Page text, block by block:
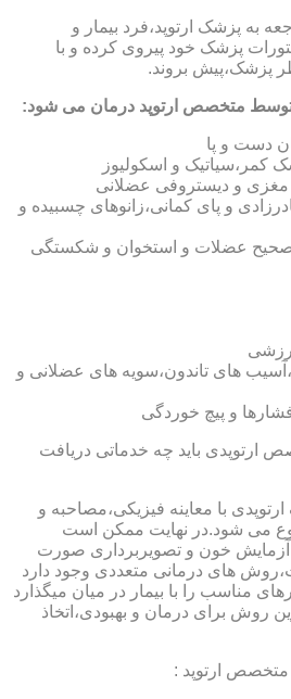
به پزشک ارتوپد،فرد بیمار و
پزشک خود پیروی کرده و با
پزشک،پیش بروند.
متخصص ارتوپد درمان می شود:
دست و پا
کمر،سیاتیک و اسکولیوز
مغزی و دیستروفی عضلانی
و پای کمانی،زانوهای چسبیده و
عضلات و استخوان و شکستگی
های تاندون،سویه های عضلانی و
و پیچ خوردگی
ارتوپدی باید چه خدماتی دریافت
با معاینه فیزیکی،مصاحبه و
می شود.در نهایت ممکن است
آزمایش خون و تصویربرداری صورت
های درمانی متعددی وجود دارد
مناسب را با بیمار در میان میگذارد
روش برای درمان و بهبودی،اتخاذ
متخصص ارتوپد :